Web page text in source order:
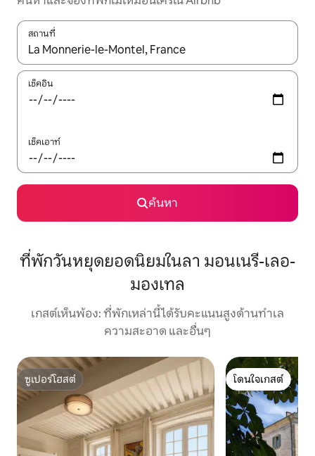
สถานที่
ใช้ลูกศรขึ้นลง หรือใช้การสัมผัสหรือปัด เพื่อสำรวจผลการค้นหา
เช็คอิน
เช็คเอาท์
ค้นหา
ที่พักวันหยุดยอดนิยมในลา มอนเนรี-เลอ-
มองเทล
เกสต์เห็นพ้อง: ที่พักเหล่านี้ได้รับคะแนนสูงด้านทำเล
ความสะอาด และอื่นๆ
ซูเปอร์โฮสต์
ซูเปอร์โฮสต์
โดนใจเกสต์
โดนใจเกสต์